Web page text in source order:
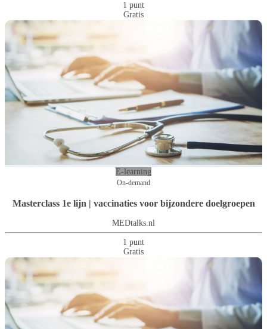
1 punt
Gratis
E-learning
On-demand
Masterclass 1e lijn | vaccinaties voor bijzondere doelgroepen
MEDtalks.nl
1 punt
Gratis